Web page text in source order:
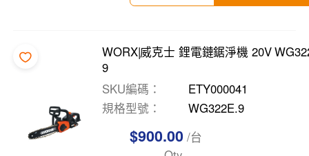
WORX|威克士 鋰電鏈鋸淨機 20V
9
SKU編碼
ETY000041
規格型號
WG322E.9
$900.00 /台